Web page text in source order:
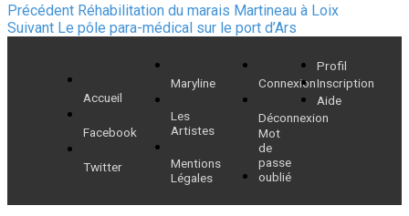
Navigation
de
l’article
Précédent Article
précédent :
Réhabilitation du marais Martineau à Loix
Suivant Article
Le pôle para-médical sur le port d’Ars
Accueil
Facebook
Twitter
Maryline
Les
Artistes
Mentions
Légales
Connexion
Déconnexion
Mot
de
passe
oublié
Profil
Inscription
Aide